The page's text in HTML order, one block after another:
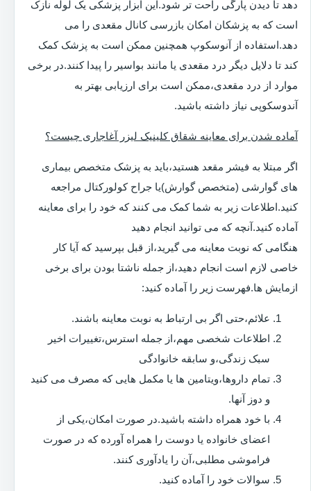
دهد تا دیدن پارگی راحت تر شود.این ابزار پزشکی یک لوله نازک
است که به پزشکان امکان بازرسی کانال مقعدی را می
دهد.استفاده از آنوسکوپ همچنین ممکن است به پزشک کمک
کند تا دلایل دیگر درد مقعدی یا مانند بواسیر را پیدا کنند.در برخی
موارد از درد مقعدی،ممکن است برای ارزیابی بهتر به
آندوسکوپی نیاز داشته باشید.
آماده شدن برای معاینه شقاق کلینیک لیزر آغاجاری چیست؟
اگر مبتلا به فیشر مقعد هستید،باید به پزشک متخصص بیماری
های گوارشی (متخصص گوارش)یا جراح کولورکتال مراجعه
کنید.اطلاعات زیر به شما کمک می کنند که خود را برای معاینه
آماده کنید.آنچه که می توانید انجام دهید
هنگامی که نوبت معاینه می گیرید،از قبل بپرسید که آیا کار
خاصی لازم است انجام دهید،از جمله ناشتا بودن برای برخی
ازمایش ها.فهرست زیر را آماده کنید:
علائم،حتی اگر بی ارتباط به نوبت معاینه باشند.
اطلاعات شخصی مهم،از جمله استرس،تغییرات اخیر
سبک زندگی،و سابقه خانوادگی
تمام داروها،ویتامین ها یا مکمل هایی که مصرف می کنید
و دوز آنها.
با خود همراه داشته باشید.در صورت امکان،یکی از
اعضای خانواده یا دوست را همراه آورده که در صورت
فراموشی مطلبی،آن را یادآوری کنند.
سوالات خود را آماده کنید.